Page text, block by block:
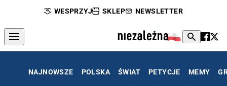
WESPRZYJ SKLEP NEWSLETTER
NAJNOWSZE POLSKA ŚWIAT PETYCJE MEMY